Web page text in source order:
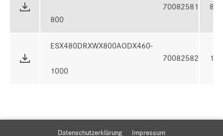
800
70082581
ESX480DRXWX800AODX460-
1000
70082582
Datenschutzerklärung Impressum